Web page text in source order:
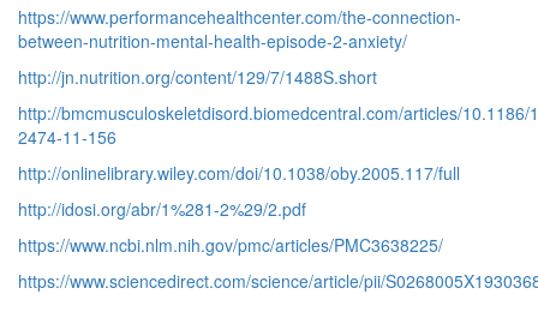
https://www.performancehealthcenter.com/the-connection-
between-nutrition-mental-health-episode-2-anxiety/
http://jn.nutrition.org/content/129/7/1488S.short
http://bmcmusculoskeletdisord.biomedcentral.com/articles/10.1186/
2474-11-156
http://onlinelibrary.wiley.com/doi/10.1038/oby.2005.117/full
http://idosi.org/abr/1%281-2%29/2.pdf
https://www.ncbi.nlm.nih.gov/pmc/articles/PMC3638225/
https://www.sciencedirect.com/science/article/pii/